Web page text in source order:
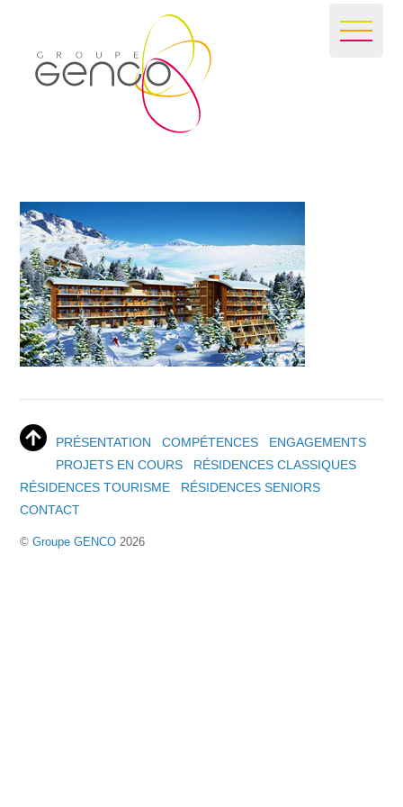
PRÉSENTATION COMPÉTENCES
ENGAGEMENTS
PROJETS EN COURS
RÉSIDENCES CLASSIQUES
RÉSIDENCES TOURISME
RÉSIDENCES SENIORS
CONTACT
©Groupe GENCO 2026